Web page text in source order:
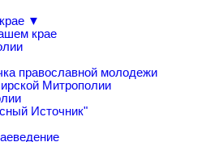
▼
крае
православной молодежи
Митрополии
Источник"